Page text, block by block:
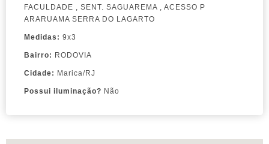
FACULDADE , SENT. SAGUAREMA , ACESSO P
ARARUAMA SERRA DO LAGARTO
Medidas: 9x3
Bairro: RODOVIA
Cidade: Marica/RJ
Possui iluminação? Não